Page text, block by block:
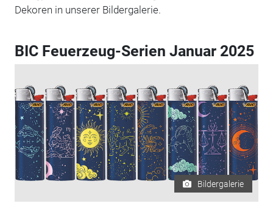
Dekoren in unserer Bildergalerie.
BIC Feuerzeug-Serien Januar 2025
Bildergalerie